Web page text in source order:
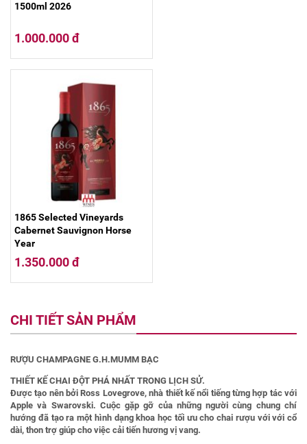
1500ml 2026
1.000.000 đ
1865 Selected Vineyards
Cabernet Sauvignon Horse
Year
1.350.000 đ
CHI TIẾT SẢN PHẨM
RƯỢU CHAMPAGNE G.H.MUMM BẠC
THIẾT KẾ CHAI ĐỘT PHÁ NHẤT TRONG LỊCH SỬ.
Được tạo nên bởi Ross Lovegrove, nhà thiết kế nổi tiếng từng hợp tác với
Apple và Swarovski. Cuộc gặp gỡ của những người cùng chung chí
hướng đã tạo ra một hình dạng khoa học tối ưu cho chai rượu với với cổ
dài, thon trợ giúp cho việc cải tiến hương vị vang.